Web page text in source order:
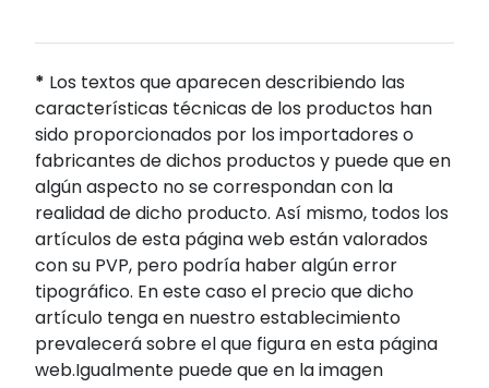
* Los textos que aparecen describiendo las
características técnicas de los productos han
sido proporcionados por los importadores o
fabricantes de dichos productos y puede que en
algún aspecto no se correspondan con la
realidad de dicho producto. Así mismo, todos los
artículos de esta página web están valorados
con su PVP, pero podría haber algún error
tipográfico. En este caso el precio que dicho
artículo tenga en nuestro establecimiento
prevalecerá sobre el que figura en esta página
web.Igualmente puede que en la imagen